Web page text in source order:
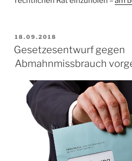
VERÖFFENTLICHT
AM
18.09.2018
Gesetzesentwurf gegen
Abmahnmissbrauch